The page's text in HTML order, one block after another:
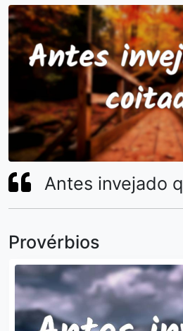
Antes invejado
Provérbios